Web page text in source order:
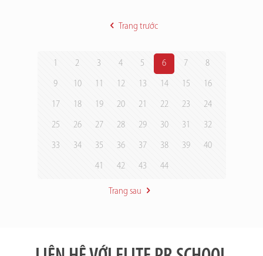
Trang trước
1 2 3 4 5 6 7 8
9 10 11 12 13 14 15 16
17 18 19 20 21 22 23 24
25 26 27 28 29 30 31 32
33 34 35 36 37 38 39 40
41 42 43 44
Trang sau